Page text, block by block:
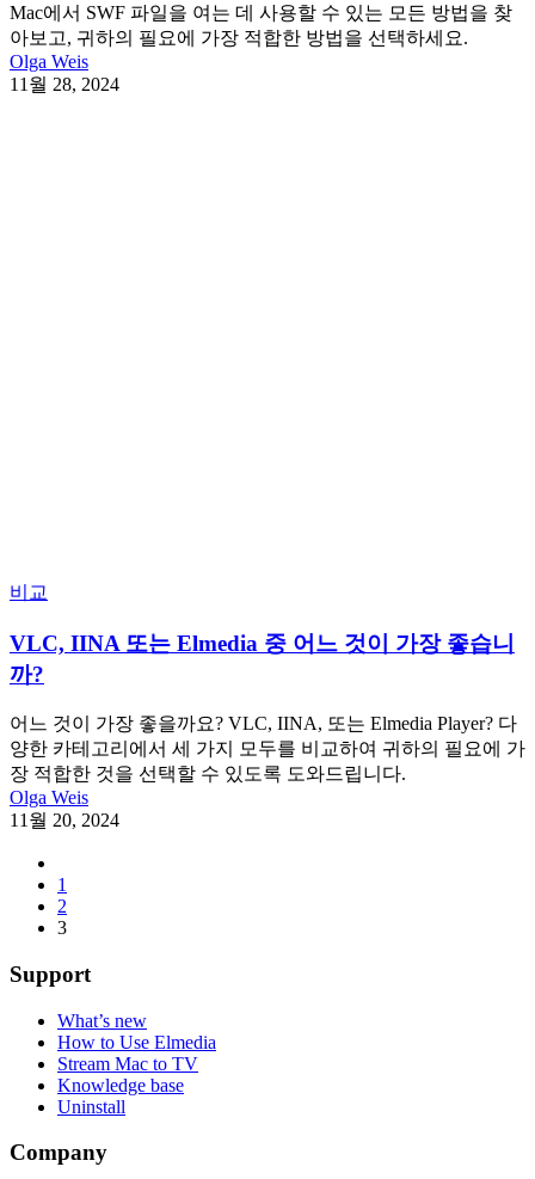
Mac에서 SWF 파일을 여는 데 사용할 수 있는 모든 방법을 찾
아보고, 귀하의 필요에 가장 적합한 방법을 선택하세요.
Olga Weis
11월 28, 2024
비교
VLC, IINA 또는 Elmedia 중 어느 것이 가장 좋습니
까?
어느 것이 가장 좋을까요? VLC, IINA, 또는 Elmedia Player? 다
양한 카테고리에서 세 가지 모두를 비교하여 귀하의 필요에 가
장 적합한 것을 선택할 수 있도록 도와드립니다.
Olga Weis
11월 20, 2024
1
2
3
Support
What’s new
How to Use Elmedia
Stream Mac to TV
Knowledge base
Uninstall
Company